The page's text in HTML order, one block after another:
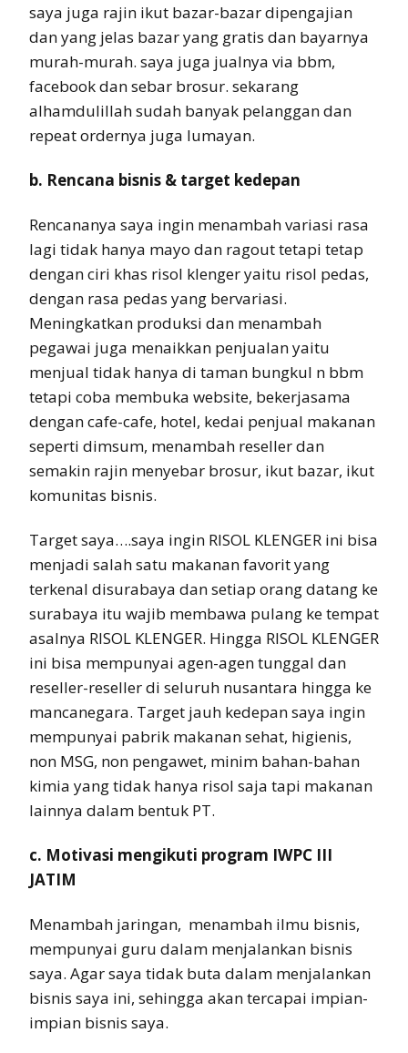
saya juga rajin ikut bazar-bazar dipengajian
dan yang jelas bazar yang gratis dan bayarnya
murah-murah. saya juga jualnya via bbm,
facebook dan sebar brosur. sekarang
alhamdulillah sudah banyak pelanggan dan
repeat ordernya juga lumayan.
b. Rencana bisnis & target kedepan
Rencananya saya ingin menambah variasi rasa
lagi tidak hanya mayo dan ragout tetapi tetap
dengan ciri khas risol klenger yaitu risol pedas,
dengan rasa pedas yang bervariasi.
Meningkatkan produksi dan menambah
pegawai juga menaikkan penjualan yaitu
menjual tidak hanya di taman bungkul n bbm
tetapi coba membuka website, bekerjasama
dengan cafe-cafe, hotel, kedai penjual makanan
seperti dimsum, menambah reseller dan
semakin rajin menyebar brosur, ikut bazar, ikut
komunitas bisnis.
Target saya….saya ingin RISOL KLENGER ini bisa
menjadi salah satu makanan favorit yang
terkenal disurabaya dan setiap orang datang ke
surabaya itu wajib membawa pulang ke tempat
asalnya RISOL KLENGER. Hingga RISOL KLENGER
ini bisa mempunyai agen-agen tunggal dan
reseller-reseller di seluruh nusantara hingga ke
mancanegara. Target jauh kedepan saya ingin
mempunyai pabrik makanan sehat, higienis,
non MSG, non pengawet, minim bahan-bahan
kimia yang tidak hanya risol saja tapi makanan
lainnya dalam bentuk PT.
c. Motivasi mengikuti program IWPC III
JATIM
Menambah jaringan, menambah ilmu bisnis,
mempunyai guru dalam menjalankan bisnis
saya. Agar saya tidak buta dalam menjalankan
bisnis saya ini, sehingga akan tercapai impian-
impian bisnis saya.